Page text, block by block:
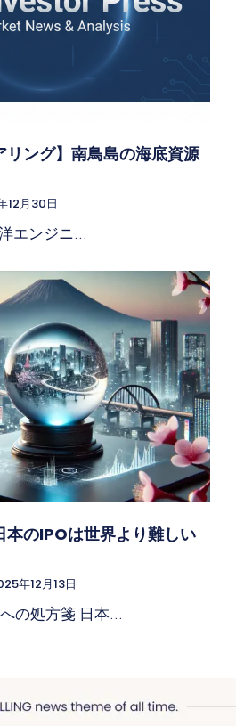
リング】南鳥島の海底資源
12月30日
エンジニ...
本のIPOは世界より難しい
年12月13日
構造的課題と未来への処方箋 日本...